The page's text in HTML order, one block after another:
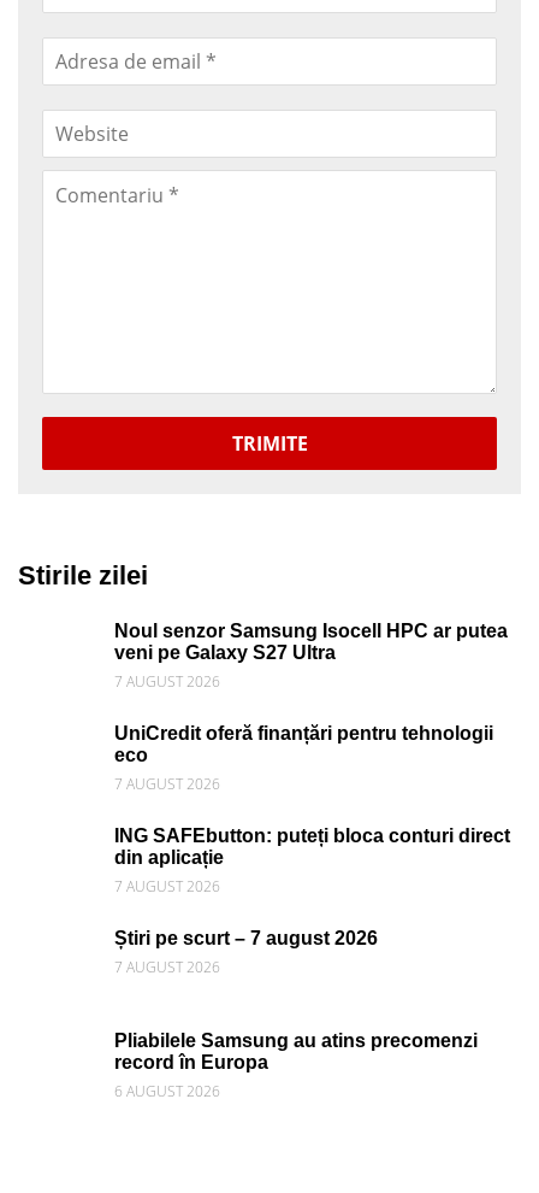
TRIMITE
Stirile zilei
Noul senzor Samsung Isocell HPC ar putea
veni pe Galaxy S27 Ultra
7 AUGUST 2026
UniCredit oferă finanțări pentru tehnologii
eco
7 AUGUST 2026
ING SAFEbutton: puteți bloca conturi direct
din aplicație
7 AUGUST 2026
Știri pe scurt – 7 august 2026
7 AUGUST 2026
Pliabilele Samsung au atins precomenzi
record în Europa
6 AUGUST 2026